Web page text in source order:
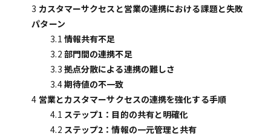
3 カスタマーサクセスと営業の連携における課題と失敗
パターン
3.1 情報共有不足
3.2 部門間の連携不足
3.3 拠点分散による連携の難しさ
3.4期待値の不一致
4 営業とカスタマーサクセスの連携を強化する手順
4.1 ステップ1：目的の共有と明確化
4.2 ステップ2：情報の一元管理と共有